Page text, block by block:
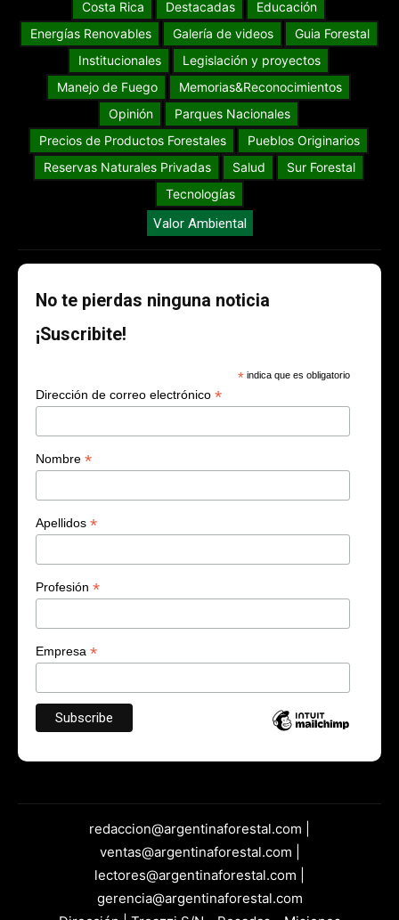
Costa Rica
Destacadas
Educación
Energías Renovables
Galería de videos
Guia Forestal
Institucionales
Legislación y proyectos
Manejo de Fuego
Memorias&Reconocimientos
Opinión
Parques Nacionales
Precios de Productos Forestales
Pueblos Originarios
Reservas Naturales Privadas
Salud
Sur Forestal
Tecnologías
Valor Ambiental
No te pierdas ninguna noticia
¡Suscribite!
* indica que es obligatorio
Dirección de correo electrónico *
Nombre *
Apellidos *
Profesión *
Empresa *
redaccion@argentinaforestal.com |
ventas@argentinaforestal.com |
lectores@argentinaforestal.com |
gerencia@argentinaforestal.com